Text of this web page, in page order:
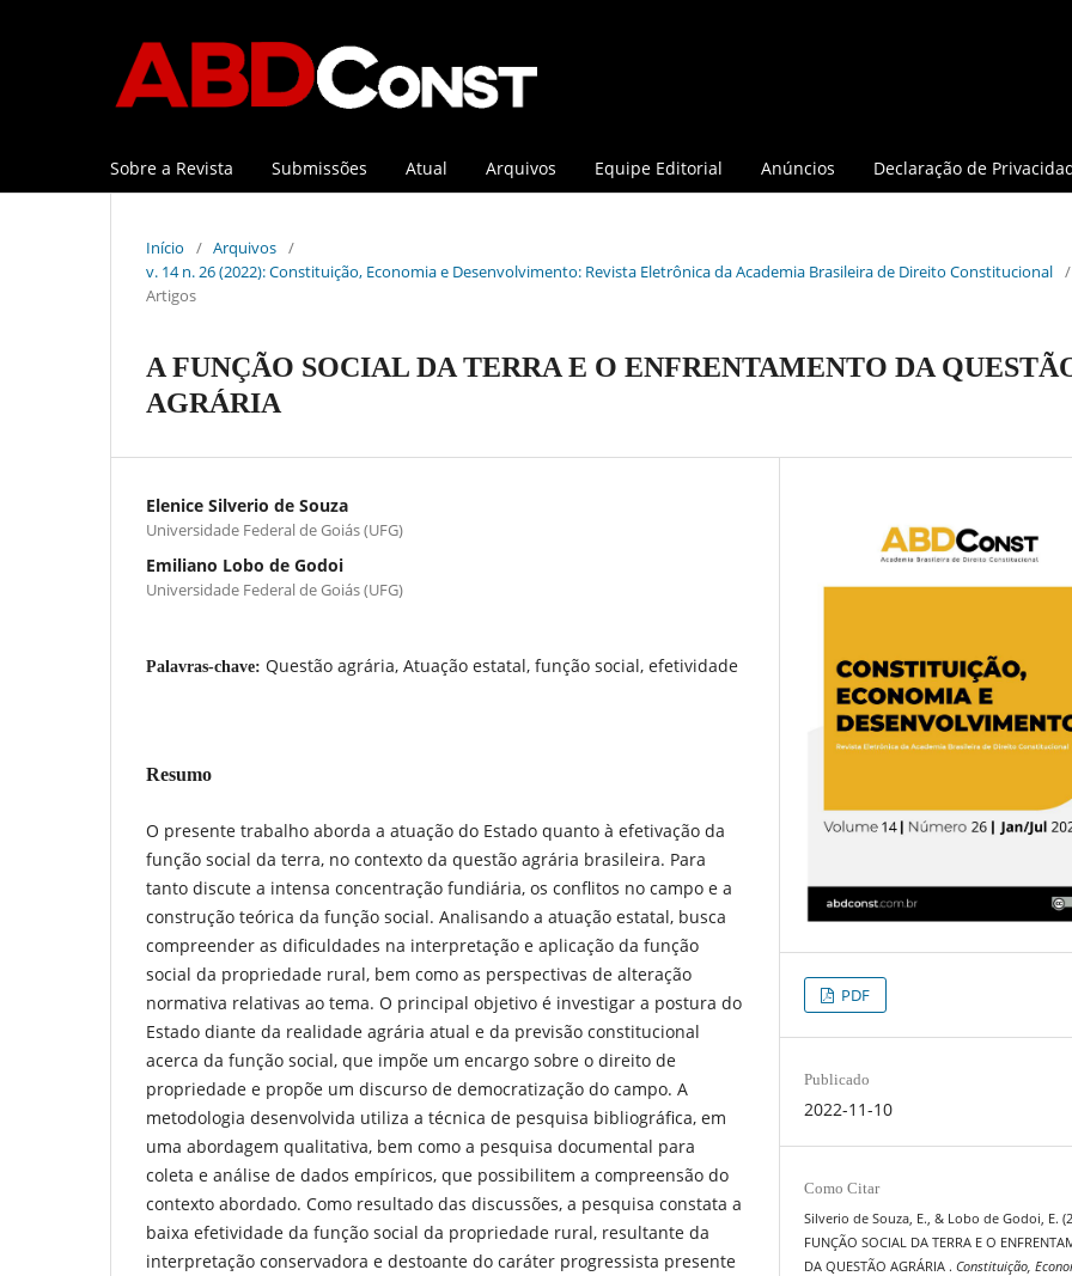
Sobre a Revista Submissões Atual Arquivos Equipe Editorial Anúncios Declaração de
Início / Arquivos /
v. 14 n. 26 (2022): Constituição, Economia e Desenvolvimento: Revista Eletrônica da Academia Brasileira de Direito Constitucional /
Artigos
A FUNÇÃO SOCIAL DA TERRA E O ENFRENTAMENTO DA
AGRÁRIA
Elenice Silverio de Souza
Universidade Federal de Goiás (UFG)
Emiliano Lobo de Godoi
Universidade Federal de Goiás (UFG)
Palavras-chave: Questão agrária, Atuação estatal, função social, efetividade
Resumo
O presente trabalho aborda a atuação do Estado quanto à efetivação da
função social da terra, no contexto da questão agrária brasileira. Para
tanto discute a intensa concentração fundiária, os conflitos no campo e a
construção teórica da função social. Analisando a atuação estatal, busca
compreender as dificuldades na interpretação e aplicação da função
social da propriedade rural, bem como as perspectivas de alteração
normativa relativas ao tema. O principal objetivo é investigar a postura do
Estado diante da realidade agrária atual e da previsão constitucional
acerca da função social, que impõe um encargo sobre o direito de
propriedade e propõe um discurso de democratização do campo. A
metodologia desenvolvida utiliza a técnica de pesquisa bibliográfica, em
uma abordagem qualitativa, bem como a pesquisa documental para
coleta e análise de dados empíricos, que possibilitem a compreensão do
contexto abordado. Como resultado das discussões, a pesquisa constata a
baixa efetividade da função social da propriedade rural, resultante da
interpretação conservadora e destoante do caráter progressista presente
PDF
Publicado
2022-11-10
Como Citar
Silverio de Souza, E., & Lobo de Godoi, E.
FUNÇÃO SOCIAL DA TERRA E O
DA QUESTÃO AGRÁRIA .Constituição,